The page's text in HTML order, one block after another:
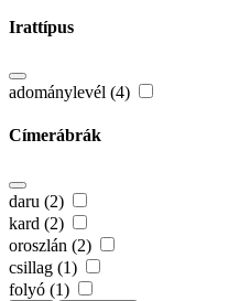
Irattípus
adománylevél (4)
Címerábrák
daru (2)
kard (2)
oroszlán (2)
csillag (1)
folyó (1)